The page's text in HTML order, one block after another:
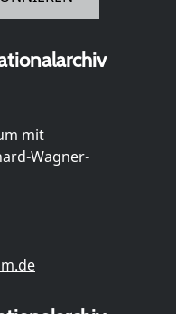
mit
Wagner-